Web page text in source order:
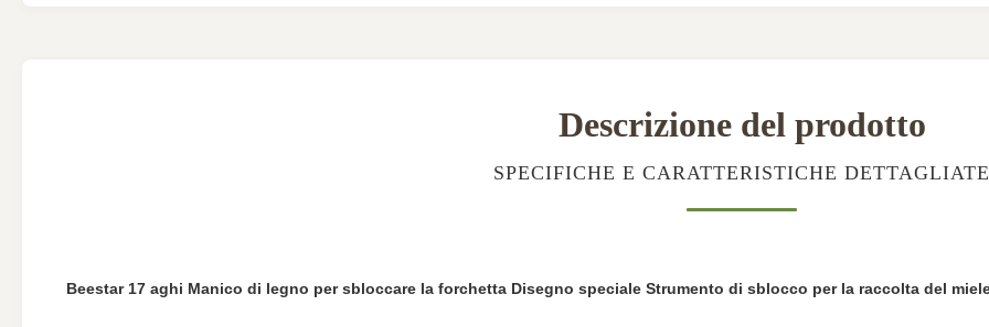
Descrizione del prodotto
SPECIFICHE E CARATTERISTICHE DETTAGLIATE
Beestar 17 aghi Manico di legno per sbloccare la forchetta Disegno speciale Strumento di sblocco per la raccolta del